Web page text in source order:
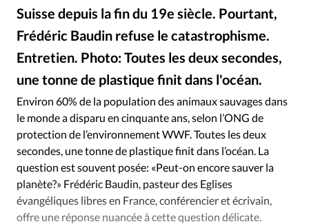
RUBRIQUES
Tous les articles
Actualité chrétienne
Actualité internationale
Chronique
Culture
Dossier
Eglises Foi Génération réveil
Monde
Opinions
Publireportage
Relations Aujourd'hui
Société
Tour du monde des Eglises
Trait d'Ixène
Vécu
Vie Intérieure
Suisse depuis la fin du 19e siècle. Pourtant,
Frédéric Baudin refuse le catastrophisme.
Entretien. Photo: Toutes les deux secondes,
une tonne de plastique finit dans l'océan.
©iStockphoto
Environ 60% de la population des animaux sauvages dans
le monde a disparu en cinquante ans, selon l’ONG de
protection de l’environnement WWF. Toutes les deux
secondes, une tonne de plastique finit dans l’océan. La
question est souvent posée: «Peut-on encore sauver la
planète?» Frédéric Baudin, pasteur des Eglises
évangéliques libres en France, conférencier et écrivain,
offre une réponse nuancée à cette question délicate.